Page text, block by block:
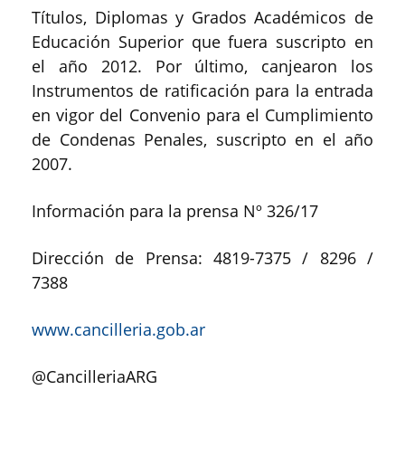
Títulos, Diplomas y Grados Académicos de
Educación Superior que fuera suscripto en
el año 2012. Por último, canjearon los
Instrumentos de ratificación para la entrada
en vigor del Convenio para el Cumplimiento
de Condenas Penales, suscripto en el año
2007.
Información para la prensa Nº 326/17
Dirección de Prensa: 4819-7375 / 8296 /
7388
www.cancilleria.gob.ar
@CancilleriaARG